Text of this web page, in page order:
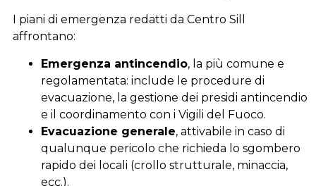
I piani di emergenza redatti da Centro Sill
affrontano:
Emergenza antincendio, la più comune e
regolamentata: include le procedure di
evacuazione, la gestione dei presidi antincendio
e il coordinamento con i Vigili del Fuoco.
Evacuazione generale, attivabile in caso di
qualunque pericolo che richieda lo sgombero
rapido dei locali (crollo strutturale, minaccia,
ecc.).